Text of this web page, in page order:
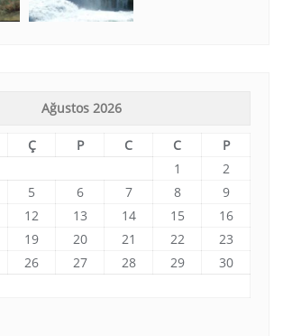
Ağustos 2026
Ç P C C
P
1
2
5 6 7 8
9
12 13 14 15
16
19 20 21 22
23
26 27 28 29
30